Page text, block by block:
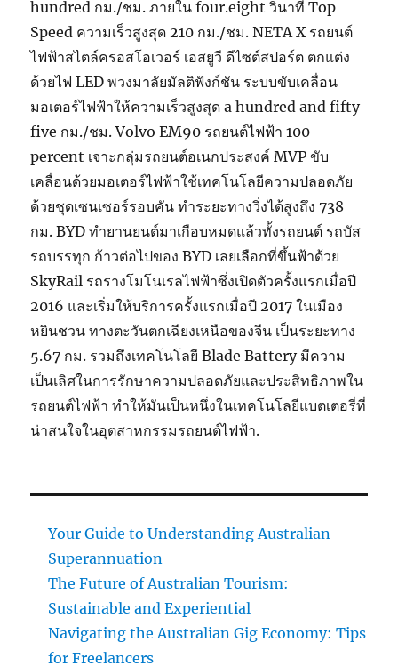
hundred กม./ชม. ภายใน four.eight วินาที Top
Speed ความเร็วสูงสุด 210 กม./ชม. NETA X รถยนต์
ไฟฟ้าสไตล์ครอสโอเวอร์ เอสยูวี ดีไซต์สปอร์ต ตกแต่ง
ด้วยไฟ LED พวงมาลัยมัลติฟังก์ชัน ระบบขับเคลื่อน
มอเตอร์ไฟฟ้าให้ความเร็วสูงสุด a hundred and fifty
five กม./ชม. Volvo EM90 รถยนต์ไฟฟ้า 100
percent เจาะกลุ่มรถยนต์อเนกประสงค์ MVP ขับ
เคลื่อนด้วยมอเตอร์ไฟฟ้าใช้เทคโนโลยีความปลอดภัย
ด้วยชุดเซนเซอร์รอบคัน ทำระยะทางวิ่งได้สูงถึง 738
กม. BYD ทำยานยนต์มาเกือบหมดแล้วทั้งรถยนต์ รถบัส
รถบรรทุก ก้าวต่อไปของ BYD เลยเลือกที่ขึ้นฟ้าด้วย
SkyRail รถรางโมโนเรลไฟฟ้าซึ่งเปิดตัวครั้งแรกเมื่อปี
2016 และเริ่มให้บริการครั้งแรกเมื่อปี 2017 ในเมือง
หยินชวน ทางตะวันตกเฉียงเหนือของจีน เป็นระยะทาง
5.67 กม. รวมถึงเทคโนโลยี Blade Battery มีความ
เป็นเลิศในการรักษาความปลอดภัยและประสิทธิภาพใน
รถยนต์ไฟฟ้า ทำให้มันเป็นหนึ่งในเทคโนโลยีแบตเตอรี่ที่
น่าสนใจในอุตสาหกรรมรถยนต์ไฟฟ้า.
Your Guide to Understanding Australian
Superannuation
The Future of Australian Tourism:
Sustainable and Experiential
Navigating the Australian Gig Economy: Tips
for Freelancers